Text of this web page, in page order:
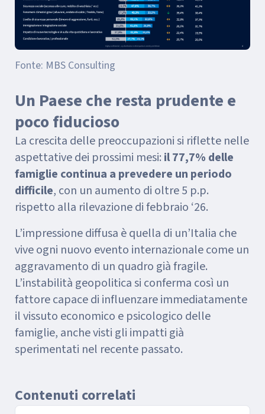
Fonte: MBS Consulting
Un Paese che resta prudente e
poco fiducioso
La crescita delle preoccupazioni si riflette nelle
aspettative dei prossimi mesi: il 77,7% delle
famiglie continua a prevedere un periodo
difficile, con un aumento di oltre 5 p.p.
rispetto alla rilevazione di febbraio ‘26.
L’impressione diffusa è quella di un’Italia che
vive ogni nuovo evento internazionale come un
aggravamento di un quadro già fragile.
L’instabilità geopolitica si conferma così un
fattore capace di influenzare immediatamente
il vissuto economico e psicologico delle
famiglie, anche visti gli impatti già
sperimentati nel recente passato.
Contenuti correlati